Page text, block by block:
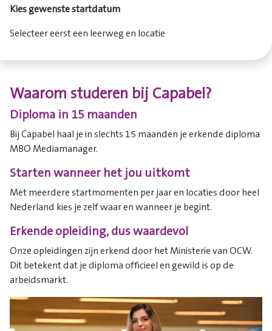
Kies gewenste startdatum
Selecteer eerst een leerweg en locatie
Waarom studeren bij Capabel?
Diploma in 15 maanden
Bij Capabel haal je in slechts 15 maanden je erkende diploma
MBO Mediamanager.
Starten wanneer het jou uitkomt
Met meerdere startmomenten per jaar en locaties door heel
Nederland kies je zelf waar en wanneer je begint.
Erkende opleiding, dus waardevol
Onze opleidingen zijn erkend door het Ministerie van OCW.
Dit betekent dat je diploma officieel en gewild is op de
arbeidsmarkt.